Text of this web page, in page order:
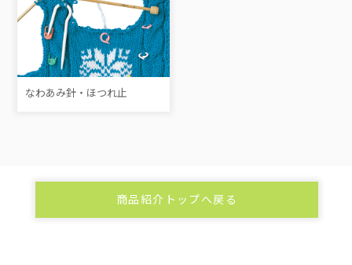
なわあみ針・ほつれ止
商品紹介トップへ戻る